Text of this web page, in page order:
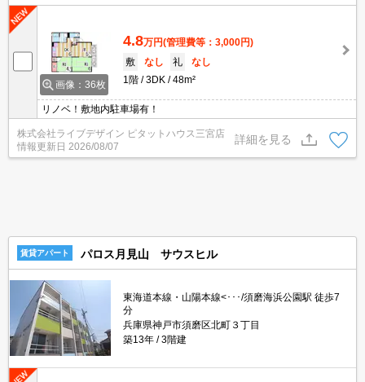
画像：36枚
4.8万円(管理費等：3,000円)
敷
なし 礼
なし
1階
3DK 48m²
リノベ！敷地内駐車場有！
株式会社ライブデザイン ピタットハウス三宮店
情報更新日 2026/08/07
詳細を見る
賃貸アパート パロス月見山 サウスヒル
東海道本線・山陽本線<･･･/須磨海浜公園駅 徒歩7
分
兵庫県神戸市須磨区北町３丁目
築13年
3階建